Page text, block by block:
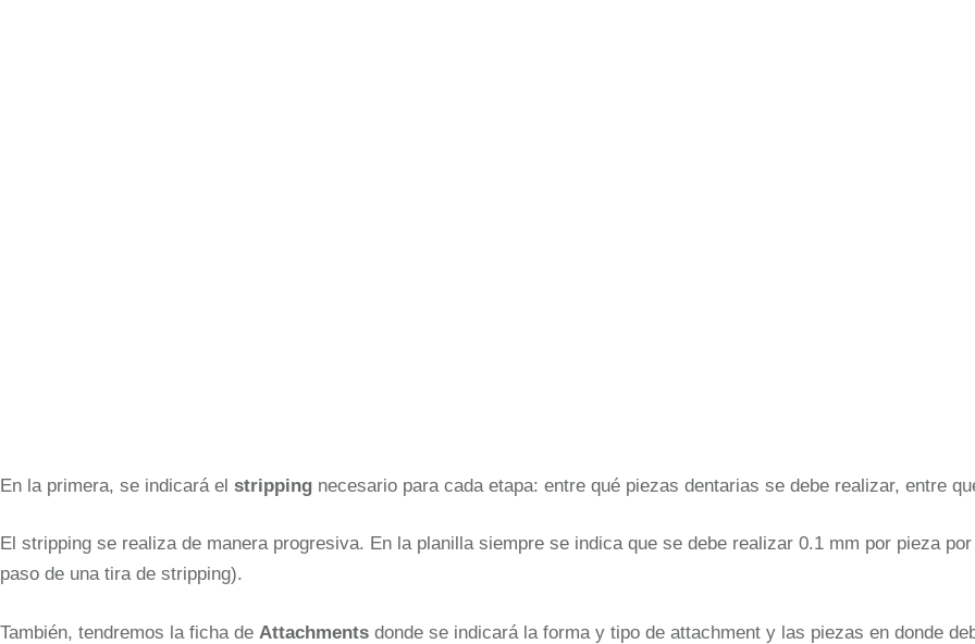
En la primera, se indicará el stripping necesario para cada etapa: entre qué piezas dentarias se debe realizar, entre
El stripping se realiza de manera progresiva. En la planilla siempre se indica que se debe realizar 0.1 mm por pieza
paso de una tira de stripping).
También, tendremos la ficha de Attachments donde se indicará la forma y tipo de attachment y las piezas en donde